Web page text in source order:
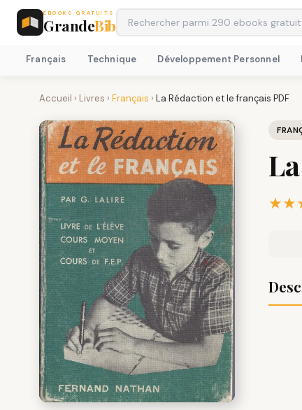
EBOOKS GRATUITS
GrandeBib
Français Technique Développement Personnel
Accueil › Livres › Français › La Rédaction et le français PDF